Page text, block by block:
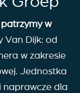
patrzymy w
Van Dijk: od
w zakresie
Jednostka
naprawcze dla